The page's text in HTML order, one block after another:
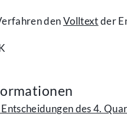
denVolltextder
des 4.